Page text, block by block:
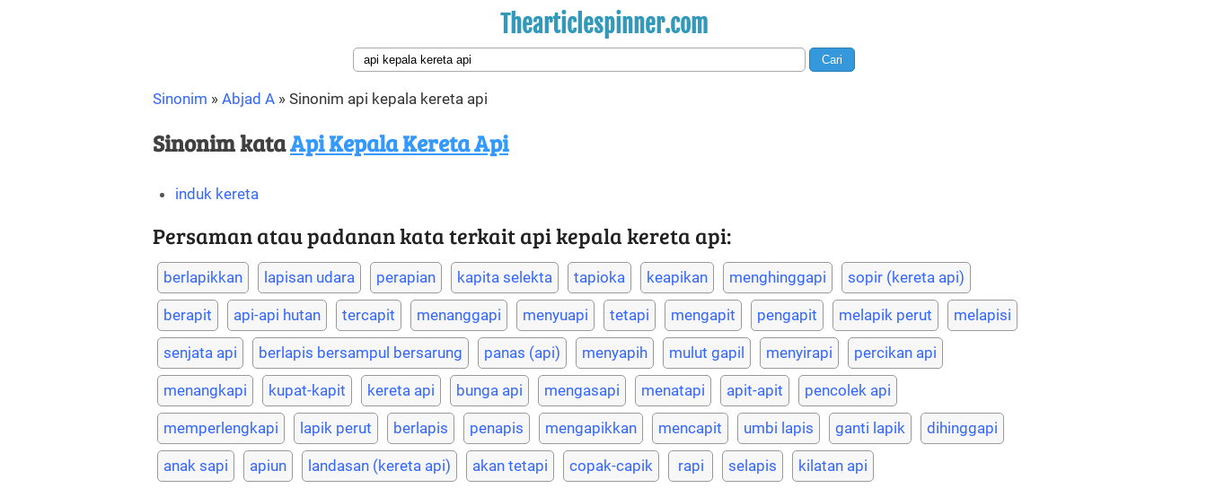
Thearticlespinner.com
Sinonim » Abjad A » Sinonim api kepala kereta api
Sinonim kataApi Kepala Kereta Api
induk kereta
Persaman atau padanan kata terkait api kepala kereta api:
berlapikkan lapisan udara perapian kapita selekta tapioka keapikan menghinggapi sopir (kereta api)
berapit api-api hutan tercapit menanggapi menyuapi tetapi mengapit pengapit melapik perut melapisi
senjata api berlapis bersampul bersarung panas (api) menyapih mulut gapil menyirapi percikan api
menangkapi kupat-kapit kereta api bunga api mengasapi menatapi apit-apit pencolek api
memperlengkapi lapik perut berlapis penapis mengapikkan mencapit umbi lapis ganti lapik dihinggapi
anak sapi apiun landasan (kereta api) akan tetapi copak-capik rapi selapis kilatan api